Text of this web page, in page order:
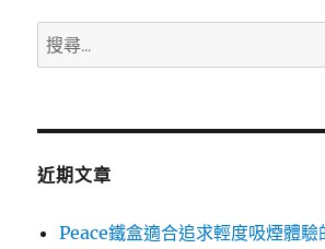
搜
尋
鍵
近期文章
Peace鐵盒適合追求輕度吸煙體驗